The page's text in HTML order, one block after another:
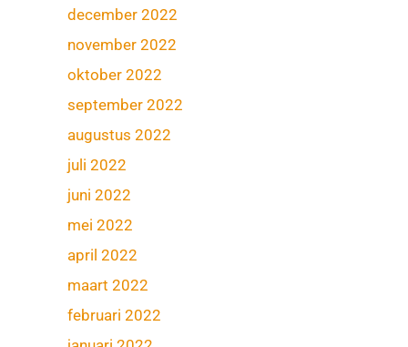
december 2022
november 2022
oktober 2022
september 2022
augustus 2022
juli 2022
juni 2022
mei 2022
april 2022
maart 2022
februari 2022